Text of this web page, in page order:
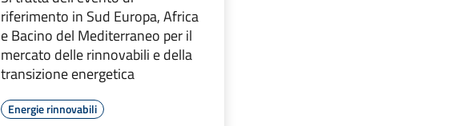
riferimento in Sud Europa, Africa
e Bacino del Mediterraneo per il
mercato delle rinnovabili e della
transizione energetica
Energie rinnovabili